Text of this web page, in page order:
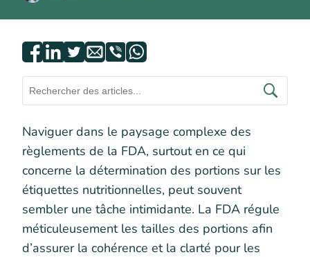
Naviguer dans le paysage complexe des
règlements de la FDA, surtout en ce qui
concerne la détermination des portions sur les
étiquettes nutritionnelles, peut souvent
sembler une tâche intimidante. La FDA régule
méticuleusement les tailles des portions afin
d’assurer la cohérence et la clarté pour les